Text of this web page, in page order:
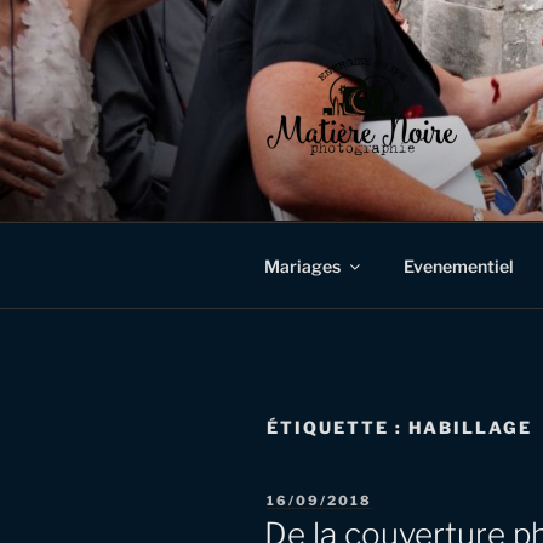
Aller
au
contenu
principal
MATIÈRE
Photographe de mariages et
Mariages Evenementiel
ÉTIQUETTE : HABILLAGE
PUBLIÉ
LE
16/09/2018
De la couverture